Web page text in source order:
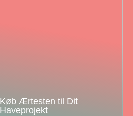
Køb Ærtesten til Dit
Haveprojekt